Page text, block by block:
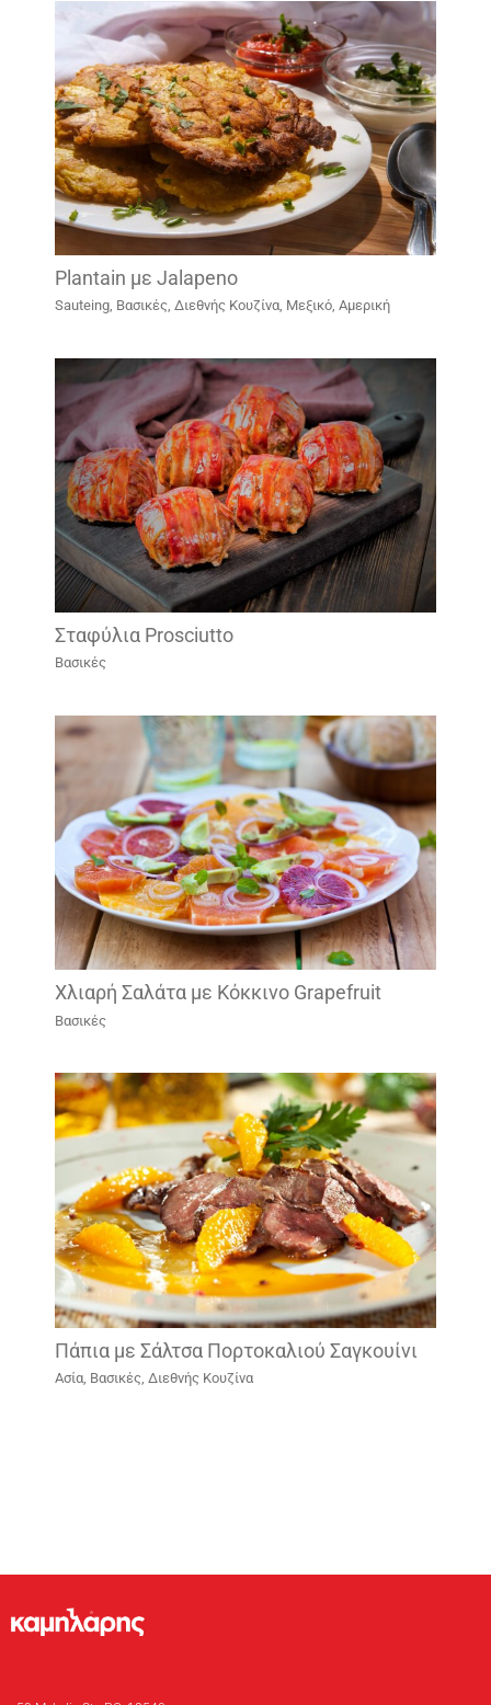
Plantain με Jalapeno
Sauteing, Βασικές, Διεθνής Κουζίνα, Μεξικό, Αμερική
Σταφύλια Prosciutto
Βασικές
Χλιαρή Σαλάτα με Κόκκινο Grapefruit
Βασικές
Πάπια με Σάλτσα Πορτοκαλιού Σαγκουίνι
Ασία, Βασικές, Διεθνής Κουζίνα